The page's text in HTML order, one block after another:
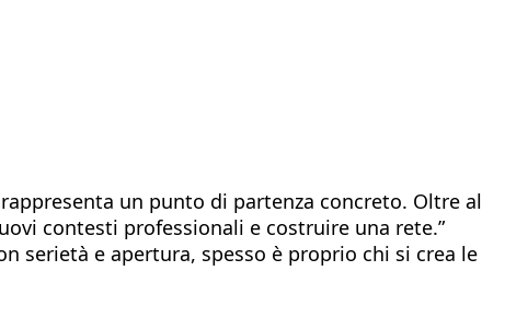
un punto di partenza concreto. Oltre al
contesti professionali e costruire una rete.”
serietà e apertura, spesso è proprio chi si crea le